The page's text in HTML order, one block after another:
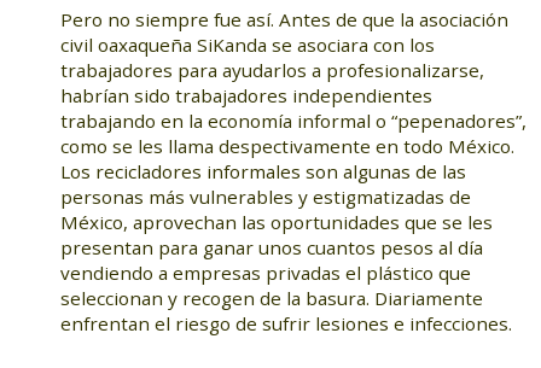
Pero no siempre fue así. Antes de que la asociación
civil oaxaqueña SiKanda se asociara con los
trabajadores para ayudarlos a profesionalizarse,
habrían sido trabajadores independientes
trabajando en la economía informal o “pepenadores”,
como se les llama despectivamente en todo México.
Los recicladores informales son algunas de las
personas más vulnerables y estigmatizadas de
México, aprovechan las oportunidades que se les
presentan para ganar unos cuantos pesos al día
vendiendo a empresas privadas el plástico que
seleccionan y recogen de la basura. Diariamente
enfrentan el riesgo de sufrir lesiones e infecciones.